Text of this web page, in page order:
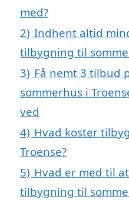
med?
2) Indhent altid
tilbygning til
3) Få nemt 3 tilbud
sommerhus i
ved
4) Hvad koster
Troense?
5) Hvad er med til
tilbygning til